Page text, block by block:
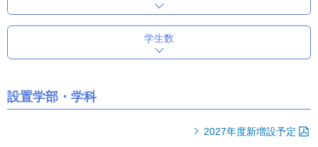
学生数
設置学部・学科
2027年度新増設予定